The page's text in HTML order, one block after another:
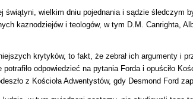
świątyni, wielkim dniu pojednania i sądzie śledczym
kaznodziejów i teologów, w tym D.M. Canrighta,
krytyków, to fakt, że zebrał ich argumenty i
odpowiedzieć na pytania Forda i opuściło
z Kościoła Adwentystów, gdy Desmond Ford